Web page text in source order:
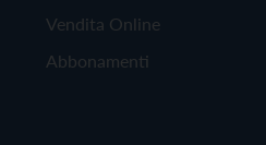
Vendita Online
Abbonamenti